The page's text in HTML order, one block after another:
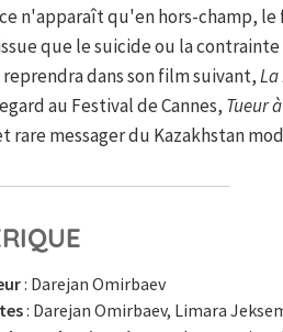
n'apparaît qu'en hors-champ,
que le suicide ou la
dans son film suivant,La
au Festival de Cannes, Tueur
rare messager du Kazakhstan
: Darejan Omirbaev
: Darejan Omirbaev, Limara